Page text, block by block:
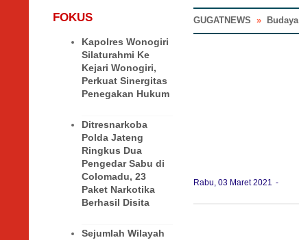
FOKUS
Kapolres Wonogiri
Silaturahmi Ke
Kejari Wonogiri,
Perkuat Sinergitas
Penegakan Hukum
Ditresnarkoba
Polda Jateng
Ringkus Dua
Pengedar Sabu di
Colomadu, 23
Paket Narkotika
Berhasil Disita
Sejumlah Wilayah
GUGATNEWS » Budaya
Rabu, 03 Maret 2021